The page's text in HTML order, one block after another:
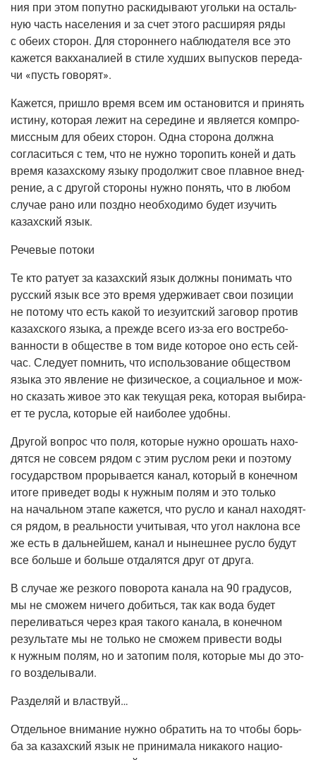
ния при этом попут­но рас­ки­ды­ва­ют уголь­ки на осталь­
ную часть насе­ле­ния и за счет это­го рас­ши­ряя ряды
с обе­их сто­рон. Для сто­рон­не­го наблю­да­те­ля все это
кажет­ся вак­ха­на­ли­ей в сти­ле худ­ших выпус­ков пере­да­
чи «пусть говорят».
Кажет­ся, при­шло вре­мя всем им оста­но­вит­ся и при­нять
исти­ну, кото­рая лежит на сере­дине и явля­ет­ся ком­про­
мисс­ным для обе­их сто­рон. Одна сто­ро­на долж­на
согла­сить­ся с тем, что не нуж­но торо­пить коней и дать
вре­мя казах­ско­му язы­ку про­дол­жит свое плав­ное внед­
ре­ние, а с дру­гой сто­ро­ны нуж­но понять, что в любом
слу­чае рано или позд­но необ­хо­ди­мо будет изу­чить
казах­ский язык.
Рече­вые потоки
Те кто рату­ет за казах­ский язык долж­ны пони­мать что
рус­ский язык все это вре­мя удер­жи­ва­ет свои пози­ции
не пото­му что есть какой то иезу­ит­ский заго­вор про­тив
казах­ско­го язы­ка, а преж­де все­го из-за его вос­тре­бо­
ван­но­сти в обще­стве в том виде кото­рое оно есть сей­
час. Сле­ду­ет пом­нить, что исполь­зо­ва­ние обще­ством
язы­ка это явле­ние не физи­че­ское, а соци­аль­ное и мож­
но ска­зать живое это как теку­щая река, кото­рая выби­ра­
ет те рус­ла, кото­рые ей наи­бо­лее удобны.
Дру­гой вопрос что поля, кото­рые нуж­но оро­шать нахо­
дят­ся не совсем рядом с этим рус­лом реки и поэто­му
госу­дар­ством про­ры­ва­ет­ся канал, кото­рый в конеч­ном
ито­ге при­ве­дет воды к нуж­ным полям и это толь­ко
на началь­ном эта­пе кажет­ся, что рус­ло и канал нахо­дят­
ся рядом, в реаль­но­сти учи­ты­вая, что угол накло­на все
же есть в даль­ней­шем, канал и нынеш­нее рус­ло будут
все боль­ше и боль­ше отда­лят­ся друг от друга.
В слу­чае же рез­ко­го пово­ро­та кана­ла на 90 гра­ду­сов,
мы не смо­жем ниче­го добить­ся, так как вода будет
пере­ли­вать­ся через края тако­го кана­ла, в конеч­ном
резуль­та­те мы не толь­ко не смо­жем при­ве­сти воды
к нуж­ным полям, но и зато­пим поля, кото­рые мы до это­
го возделывали.
Раз­де­ляй и властвуй…
Отдель­ное вни­ма­ние нуж­но обра­тить на то что­бы борь­
ба за казах­ский язык не при­ни­ма­ла ника­ко­го наци­о­